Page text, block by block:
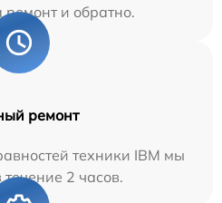
ремонт и обратно.
ремонт
техники IBM мы
2 часов.